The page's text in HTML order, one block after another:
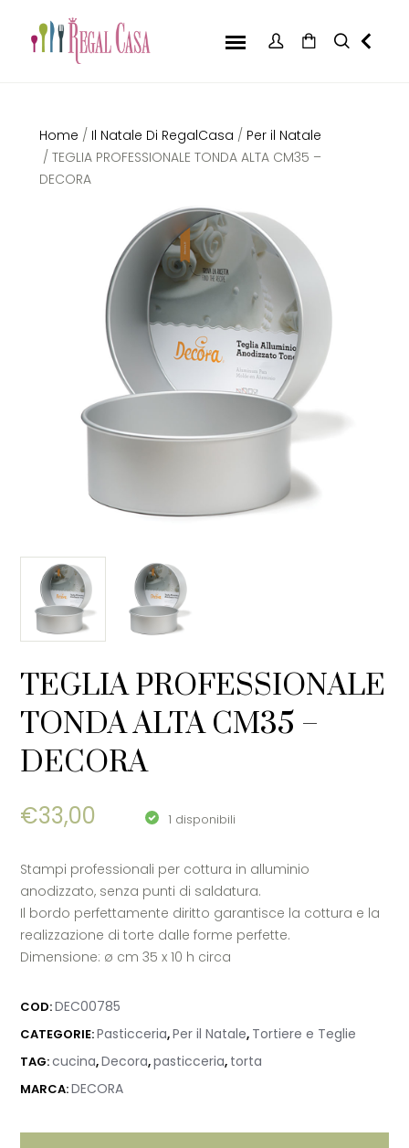
Home / Il Natale Di RegalCasa / Per il Natale
/ TEGLIA PROFESSIONALE TONDA ALTA CM35 –
DECORA
TEGLIA PROFESSIONALE
TONDA ALTA CM35 –
DECORA
€33,00 1 disponibili
Stampi professionali per cottura in alluminio
anodizzato, senza punti di saldatura.
Il bordo perfettamente diritto garantisce la cottura e la
realizzazione di torte dalle forme perfette.
Dimensione: ø cm 35 x 10 h circa
COD:DEC00785
CATEGORIE:Pasticceria,Per il Natale, Tortiere e Teglie
TAG:cucina,Decora,pasticceria, torta
MARCA:DECORA